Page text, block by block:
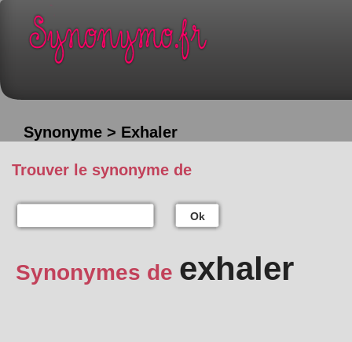
Synonyme > Exhaler
Trouver le synonyme de
Ok
Synonymes de exhaler